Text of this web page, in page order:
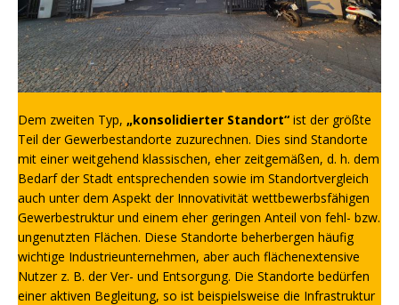
Dem zweiten Typ, „konsolidierter Standort“ ist der größte
Teil der Gewerbestandorte zuzurechnen. Dies sind Standorte
mit einer weitgehend klassischen, eher zeitgemäßen, d. h. dem
Bedarf der Stadt entsprechenden sowie im Standortvergleich
auch unter dem Aspekt der Innovativität wettbewerbsfähigen
Gewerbestruktur und einem eher geringen Anteil von fehl- bzw.
ungenutzten Flächen. Diese Standorte beherbergen häufig
wichtige Industrieunternehmen, aber auch flächenextensive
Nutzer z. B. der Ver- und Entsorgung. Die Standorte bedürfen
einer aktiven Begleitung, so ist beispielsweise die Infrastruktur